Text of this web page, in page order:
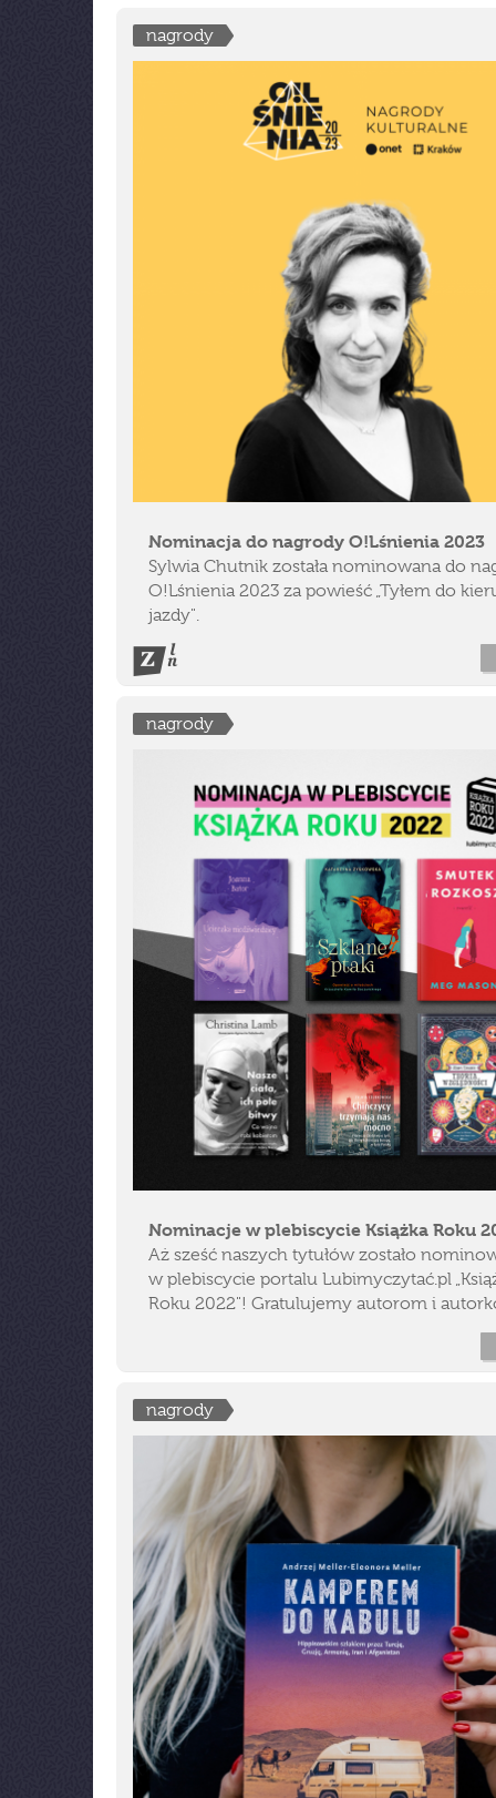
nagrody
Nominacja do nagrody O!Lśnienia 2023
Sylwia Chutnik została nominowana do
O!Lśnienia 2023 za powieść „Tyłem do
jazdy".
nagrody
Nominacje w plebiscycie Książka Roku
Aż sześć naszych tytułów zostało
w plebiscycie portalu Lubimyczytać.pl
Roku 2022"! Gratulujemy autorom i
nagrody